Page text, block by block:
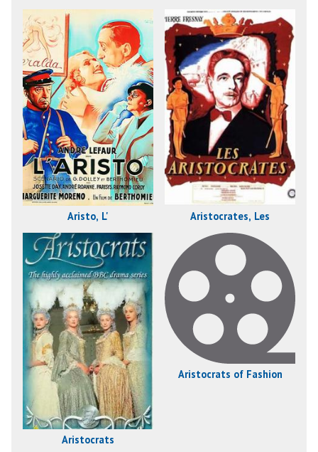
Aristo, L' Aristocrates, Les
Aristocrats
Aristocrats of Fashion